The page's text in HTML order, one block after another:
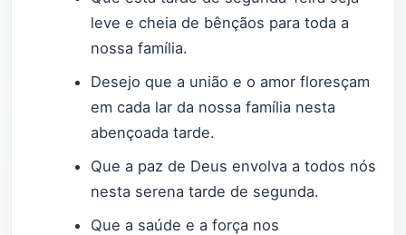
leve e cheia de bênçãos para toda a
nossa família.
Desejo que a união e o amor floresçam
em cada lar da nossa família nesta
abençoada tarde.
Que a paz de Deus envolva a todos nós
nesta serena tarde de segunda.
Que a saúde e a força nos